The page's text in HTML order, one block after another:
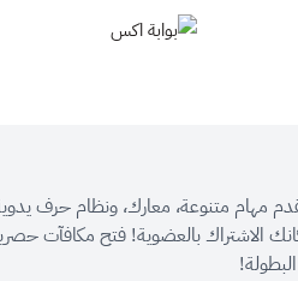
مهام متنوعة، معارك، ونظام حرف
بالعضوية! فتح مكافآت حصرية،